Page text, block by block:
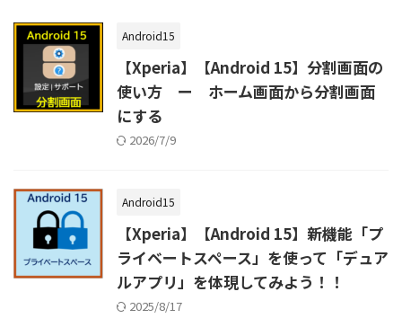
Android15
【Xperia】【Android 15】分割画面の
使い方 ー ホーム画面から分割画面
にする
2026/7/9
Android15
【Xperia】【Android 15】新機能「プ
ライベートスペース」を使って「デュア
ルアプリ」を体現してみよう！！
2025/8/17